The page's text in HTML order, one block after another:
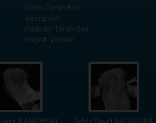
Livres Torah-Box
Inscription
Podcast Torah-Box
English Version